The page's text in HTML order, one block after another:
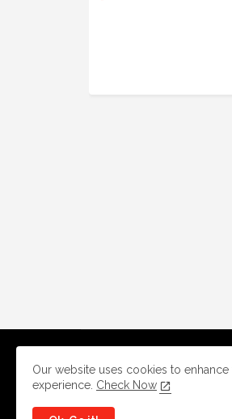
Our website uses cookies to
experience. Check Now